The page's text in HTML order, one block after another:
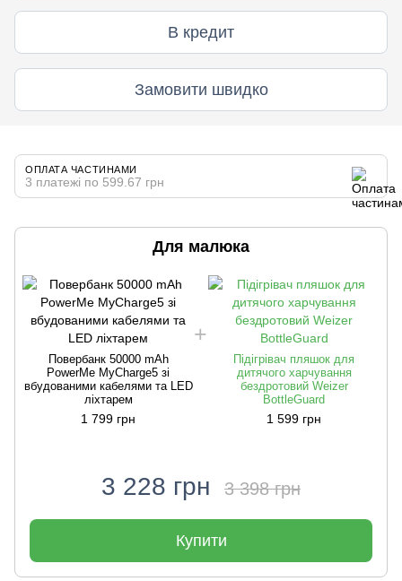
В кредит
Замовити швидко
ОПЛАТА ЧАСТИНАМИ
3 платежі по 599.67 грн
Для малюка
Повербанк 50000 mAh
PowerMe MyCharge5 зі
вбудованими кабелями та LED
ліхтарем
1 799 грн
Підігрівач пляшок для
дитячого харчування
бездротовий Weizer
BottleGuard
1 599 грн
3 228 грн 3 398 грн
Купити